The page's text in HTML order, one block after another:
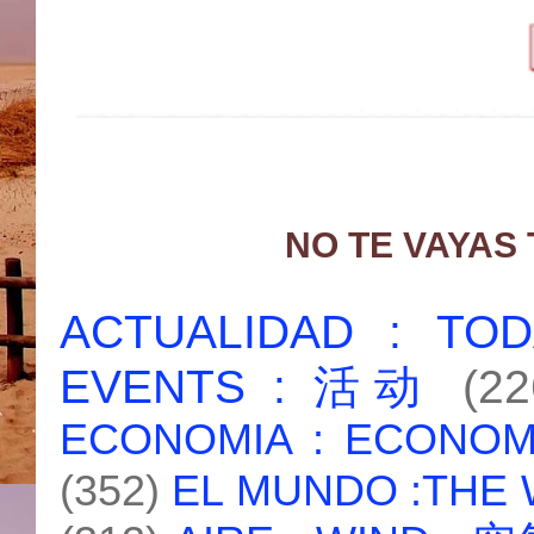
NO TE
ACTUALIDAD :
EVENTS : 活动
ECONOMIA :
(352) EL MUNDO :THE